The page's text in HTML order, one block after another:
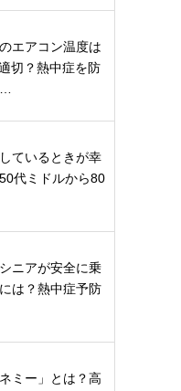
エアコン温度は
切？熱中症を防
しているときが幸
代ミドルから80
ニアが安全に乗
は？熱中症予防
ネミー」とは？高